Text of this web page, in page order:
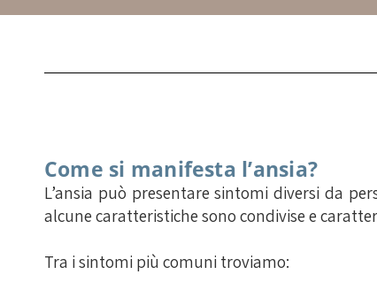
Come si manifesta l’ansia?
L’ansia può presentare sintomi diversi da
alcune caratteristiche sono condivise e
Tra i sintomi più comuni troviamo: